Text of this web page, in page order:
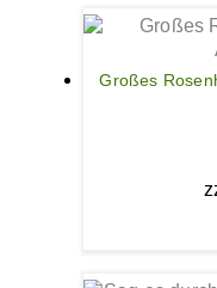
Großes